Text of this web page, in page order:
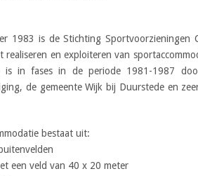
1983 is de Stichting Sportvoorzieningen
realiseren en exploiteren van
is in fases in de periode 1981-1987
de gemeente Wijk bij Duurstede en
bestaat uit:
een veld van 40 x 20 meter